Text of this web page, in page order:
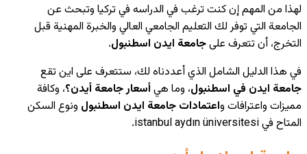
لهذا من المهم إن كنت ترغب في الدراسه في تركيا وتبحث عن
الجامعة التي توفر لك التعليم الجامعي العالي والخبرة المهنية قبل
التخرج، أن تتعرف علىجامعة ايدن اسطنبول.
في هذا الدليل الشامل الذي أعددناه لك، ستتعرف على اين تقع
جامعة ايدن في اسطنبول، وما هيأسعارجامعة أيدن؟، وكافة
مميزات واعترافات واعتمادات جامعة ايدن اسطنبول ونوع السكن
المتاح في istanbul aydın üniversitesi.